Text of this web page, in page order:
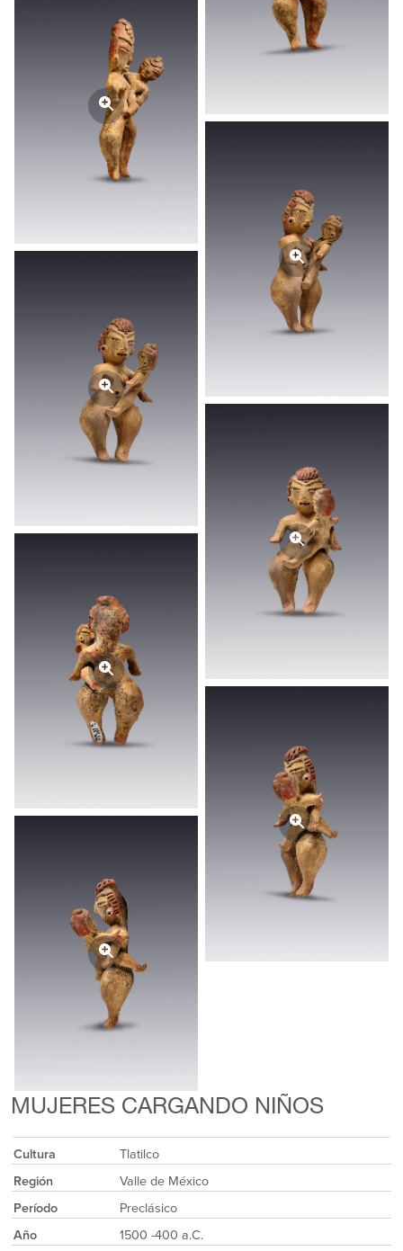
MUJERES CARGANDO NIÑOS
Cultura
Tlatilco
Región
Valle de México
Período
Preclásico
Año
1500 -400 a.C.